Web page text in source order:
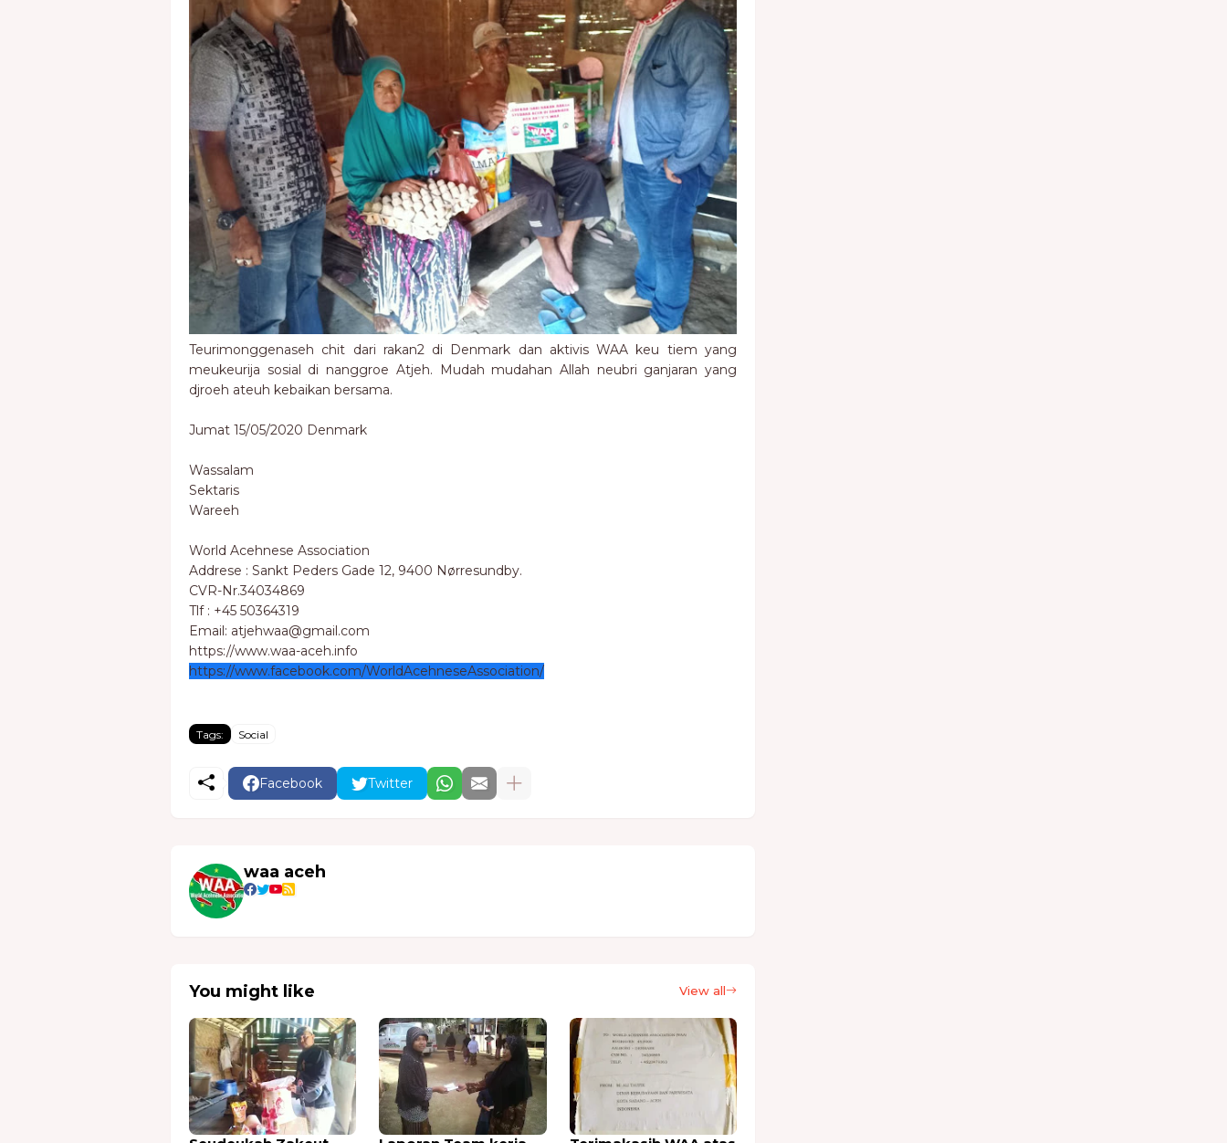
Teurimonggenaseh chit dari rakan2 di Denmark dan aktivis WAA keu tiem yang
meukeurija sosial di nanggroe Atjeh. Mudah mudahan Allah neubri ganjaran yang
djroeh ateuh kebaikan bersama.
Jumat 15/05/2020 Denmark
Wassalam
Sektaris
Wareeh
World Acehnese Association
Addrese : Sankt Peders Gade 12, 9400 Nørresundby.
CVR-Nr.34034869
Tlf : +45 50364319
Email: atjehwaa@gmail.com
https://www.waa-aceh.info
https://www.facebook.com/WorldAcehneseAssociation/
Tags: Social
Facebook Twitter
waa aceh
You might like View all